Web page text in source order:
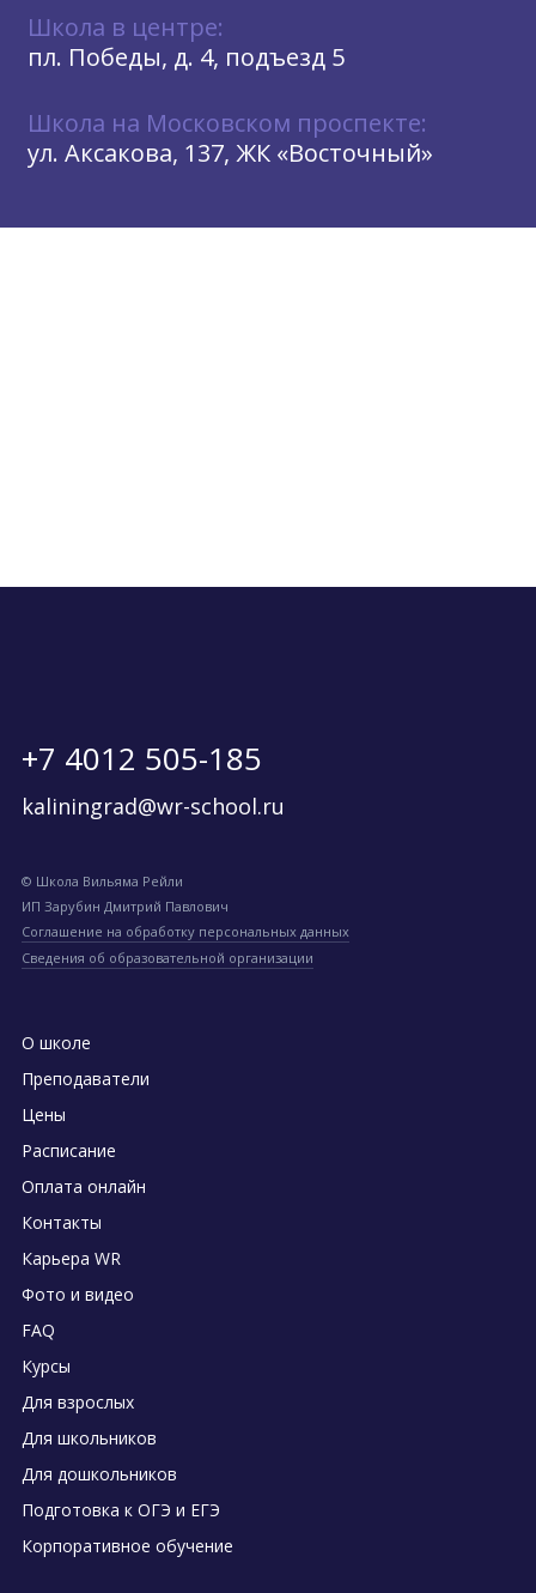
Школа в центре:
пл. Победы, д. 4, подъезд 5
Школа на Московском проспекте:
ул. Аксакова, 137, ЖК «Восточный»
+7 4012 505-185
kaliningrad@wr-school.ru
© Школа Вильяма Рейли
ИП Зарубин Дмитрий Павлович
Соглашение на обработку персональных данных
Сведения об образовательной организации
О школе
Преподаватели
Цены
Расписание
Оплата онлайн
Контакты
Карьера WR
Фото и видео
FAQ
Курсы
Для взрослых
Для школьников
Для дошкольников
Подготовка к ОГЭ и ЕГЭ
Корпоративное обучение